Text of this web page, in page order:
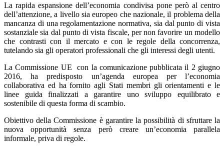
La rapida espansione dell’economia condivisa pone però al centro
dell’attenzione, a livello sia europeo che nazionale, il problema della
mancanza di una regolamentazione normativa, sia dal punto di vista
sostanziale sia dal punto di vista fiscale, per non favorire un modello
che contrasti con il mercato e con le regole della concorrenza,
tutelando sia gli operatori professionali che gli interessi degli utenti.
La Commissione UE con la comunicazione pubblicata il 2 giugno
2016, ha predisposto un’agenda europea per l’economia
collaborativa ed ha fornito agli Stati membri gli orientamenti e le
linee guida finalizzati a garantire uno sviluppo equilibrato e
sostenibile di questa forma di scambio.
Obiettivo della Commissione è garantire la possibilità di sfruttare la
nuova opportunità senza però creare un’economia parallela
informale, priva di regole.